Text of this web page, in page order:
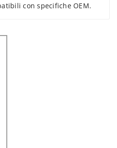
con specifiche OEM.